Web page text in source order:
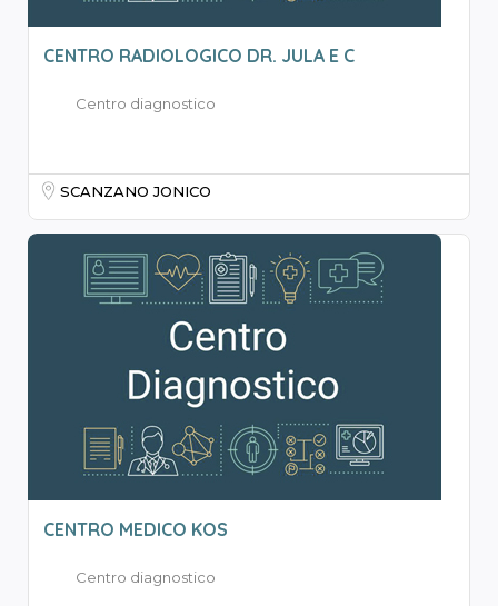
CENTRO RADIOLOGICO DR. JULA E C
Centro diagnostico
SCANZANO JONICO
CENTRO MEDICO KOS
Centro diagnostico